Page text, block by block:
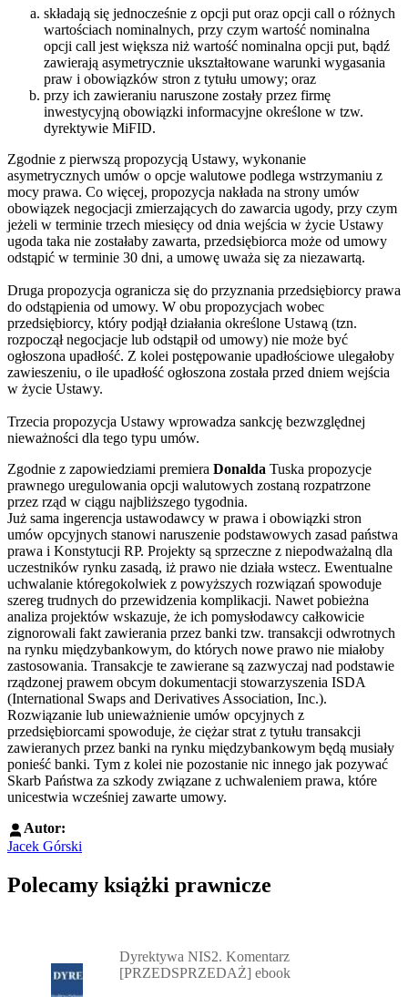
składają się jednocześnie z opcji put oraz opcji call o różnych
wartościach nominalnych, przy czym wartość nominalna
opcji call jest większa niż wartość nominalna opcji put, bądź
zawierają asymetrycznie ukształtowane warunki wygasania
praw i obowiązków stron z tytułu umowy; oraz
przy ich zawieraniu naruszone zostały przez firmę
inwestycyjną obowiązki informacyjne określone w tzw.
dyrektywie MiFID.
Zgodnie z pierwszą propozycją Ustawy, wykonanie
asymetrycznych umów o opcje walutowe podlega wstrzymaniu z
mocy prawa. Co więcej, propozycja nakłada na strony umów
obowiązek negocjacji zmierzających do zawarcia ugody, przy czym
jeżeli w terminie trzech miesięcy od dnia wejścia w życie Ustawy
ugoda taka nie zostałaby zawarta, przedsiębiorca może od umowy
odstąpić w terminie 30 dni, a umowę uważa się za niezawartą.
Druga propozycja ogranicza się do przyznania przedsiębiorcy prawa
do odstąpienia od umowy. W obu propozycjach wobec
przedsiębiorcy, który podjął działania określone Ustawą (tzn.
rozpoczął negocjacje lub odstąpił od umowy) nie może być
ogłoszona upadłość. Z kolei postępowanie upadłościowe ulegałoby
zawieszeniu, o ile upadłość ogłoszona została przed dniem wejścia
w życie Ustawy.
Trzecia propozycja Ustawy wprowadza sankcję bezwzględnej
nieważności dla tego typu umów.
Zgodnie z zapowiedziami premiera Donalda Tuska propozycje
prawnego uregulowania opcji walutowych zostaną rozpatrzone
przez rząd w ciągu najbliższego tygodnia.
Już sama ingerencja ustawodawcy w prawa i obowiązki stron
umów opcyjnych stanowi naruszenie podstawowych zasad państwa
prawa i Konstytucji RP. Projekty są sprzeczne z niepodważalną dla
uczestników rynku zasadą, iż prawo nie działa wstecz. Ewentualne
uchwalanie któregokolwiek z powyższych rozwiązań spowoduje
szereg trudnych do przewidzenia komplikacji. Nawet pobieżna
analiza projektów wskazuje, że ich pomysłodawcy całkowicie
zignorowali fakt zawierania przez banki tzw. transakcji odwrotnych
na rynku międzybankowym, do których nowe prawo nie miałoby
zastosowania. Transakcje te zawierane są zazwyczaj nad podstawie
rządzonej prawem obcym dokumentacji stowarzyszenia ISDA
(International Swaps and Derivatives Association, Inc.).
Rozwiązanie lub unieważnienie umów opcyjnych z
przedsiębiorcami spowoduje, że ciężar strat z tytułu transakcji
zawieranych przez banki na rynku międzybankowym będą musiały
ponieść banki. Tym z kolei nie pozostanie nic innego jak pozywać
Skarb Państwa za szkody związane z uchwaleniem prawa, które
unicestwia wcześniej zawarte umowy.
Autor:
Jacek Górski
Polecamy książki prawnicze
Dyrektywa NIS2. Komentarz
[PRZEDSPRZEDAŻ] ebook